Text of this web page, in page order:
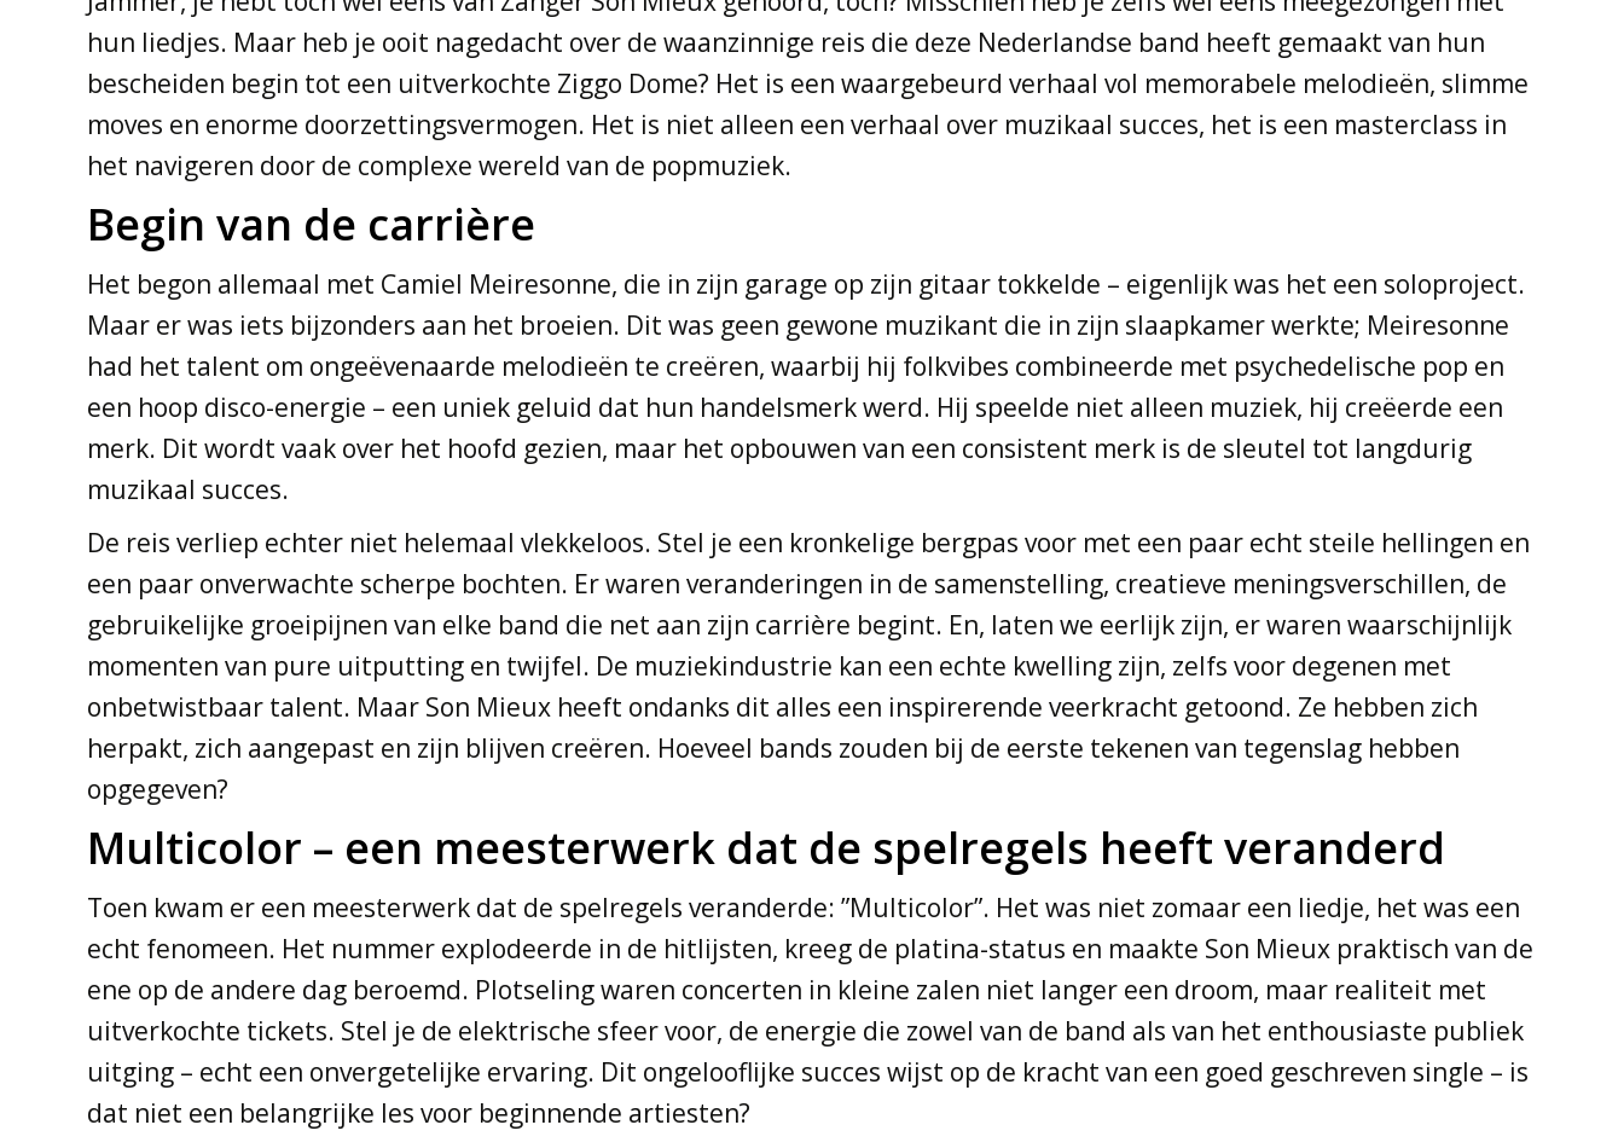
hun liedjes. Maar heb je ooit nagedacht over de waanzinnige reis die deze Nederlandse band heeft gemaakt van hun
bescheiden begin tot een uitverkochte Ziggo Dome? Het is een waargebeurd verhaal vol memorabele melodieën, slimme
moves en enorme doorzettingsvermogen. Het is niet alleen een verhaal over muzikaal succes, het is een masterclass in
het navigeren door de complexe wereld van de popmuziek.
Begin van de carrière
Het begon allemaal met Camiel Meiresonne, die in zijn garage op zijn gitaar tokkelde – eigenlijk was het een soloproject.
Maar er was iets bijzonders aan het broeien. Dit was geen gewone muzikant die in zijn slaapkamer werkte; Meiresonne
had het talent om ongeëvenaarde melodieën te creëren, waarbij hij folkvibes combineerde met psychedelische pop en
een hoop disco-energie – een uniek geluid dat hun handelsmerk werd. Hij speelde niet alleen muziek, hij creëerde een
merk. Dit wordt vaak over het hoofd gezien, maar het opbouwen van een consistent merk is de sleutel tot langdurig
muzikaal succes.
De reis verliep echter niet helemaal vlekkeloos. Stel je een kronkelige bergpas voor met een paar echt steile hellingen en
een paar onverwachte scherpe bochten. Er waren veranderingen in de samenstelling, creatieve meningsverschillen, de
gebruikelijke groeipijnen van elke band die net aan zijn carrière begint. En, laten we eerlijk zijn, er waren waarschijnlijk
momenten van pure uitputting en twijfel. De muziekindustrie kan een echte kwelling zijn, zelfs voor degenen met
onbetwistbaar talent. Maar Son Mieux heeft ondanks dit alles een inspirerende veerkracht getoond. Ze hebben zich
herpakt, zich aangepast en zijn blijven creëren. Hoeveel bands zouden bij de eerste tekenen van tegenslag hebben
opgegeven?
Multicolor – een meesterwerk dat de spelregels heeft veranderd
Toen kwam er een meesterwerk dat de spelregels veranderde: ”Multicolor”. Het was niet zomaar een liedje, het was een
echt fenomeen. Het nummer explodeerde in de hitlijsten, kreeg de platina-status en maakte Son Mieux praktisch van de
ene op de andere dag beroemd. Plotseling waren concerten in kleine zalen niet langer een droom, maar realiteit met
uitverkochte tickets. Stel je de elektrische sfeer voor, de energie die zowel van de band als van het enthousiaste publiek
uitging – echt een onvergetelijke ervaring. Dit ongelooflijke succes wijst op de kracht van een goed geschreven single – is
dat niet een belangrijke les voor beginnende artiesten?